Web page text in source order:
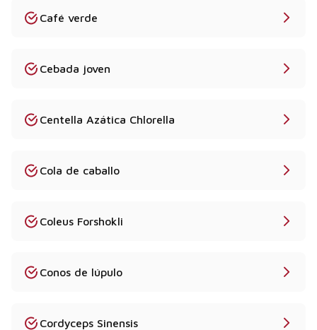
Café verde
Cebada joven
Centella Azática Chlorella
Cola de caballo
Coleus Forshokli
Conos de lúpulo
Cordyceps Sinensis